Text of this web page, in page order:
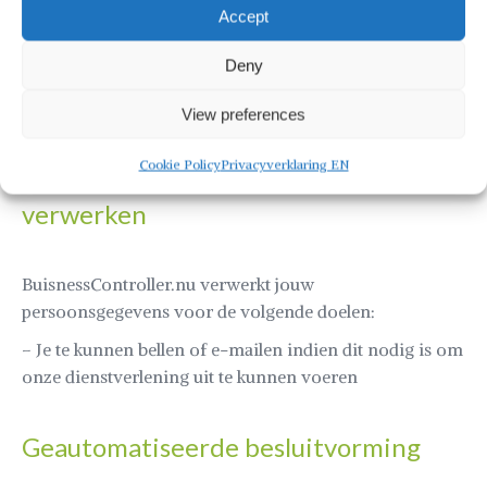
Accept
Deny
View preferences
Cookie PolicyPrivacyverklaring EN
hebben verzameld over een minderjarige, neem dan
contact met ons op via info@businesscontroller.nu, dan
verwijderen wij deze informatie.
grondslag wij persoonsgegevens
verwerken
BuisnessController.nu verwerkt jouw
persoonsgegevens voor de volgende doelen:
– Je te kunnen bellen of e-mailen indien dit nodig is om
onze dienstverlening uit te kunnen voeren
Geautomatiseerde besluitvorming